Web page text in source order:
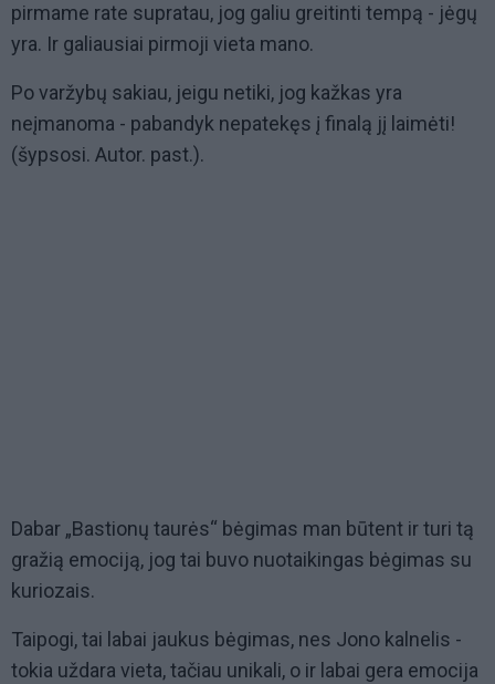
pirmame rate supratau, jog galiu greitinti tempą - jėgų
yra. Ir galiausiai pirmoji vieta mano.
Po varžybų sakiau, jeigu netiki, jog kažkas yra
neįmanoma - pabandyk nepatekęs į finalą jį laimėti!
(šypsosi. Autor. past.).
Dabar „Bastionų taurės“ bėgimas man būtent ir turi tą
gražią emociją, jog tai buvo nuotaikingas bėgimas su
kuriozais.
Taipogi, tai labai jaukus bėgimas, nes Jono kalnelis -
tokia uždara vieta, tačiau unikali, o ir labai gera emocija